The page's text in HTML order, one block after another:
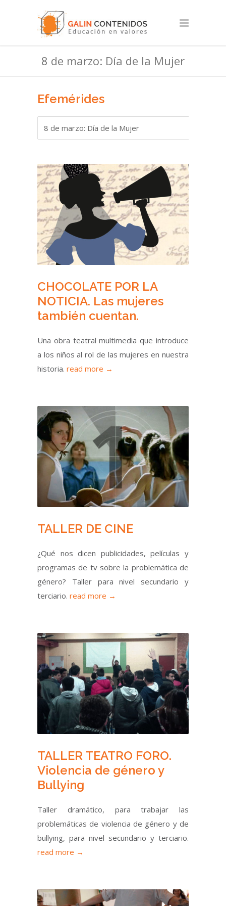
8 de marzo: Día de la Mujer
Efemérides
CHOCOLATE POR LA
NOTICIA. Las mujeres
también cuentan.
Una obra teatral multimedia que introduce
a los niños al rol de las mujeres en nuestra
historia. read more →
TALLER DE CINE
¿Qué nos dicen publicidades, películas y
programas de tv sobre la problemática de
género? Taller para nivel secundario y
terciario. read more →
TALLER TEATRO FORO.
Violencia de género y
Bullying
Taller dramático, para trabajar las
problemáticas de violencia de género y de
bullying, para nivel secundario y terciario.
read more →